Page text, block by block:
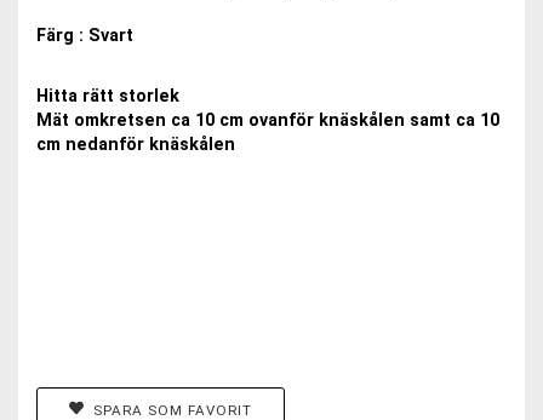
Färg : Svart
Hitta rätt storlek
Mät omkretsen ca 10 cm ovanför knäskålen samt ca 10
cm nedanför knäskålen
SPARA SOM FAVORIT